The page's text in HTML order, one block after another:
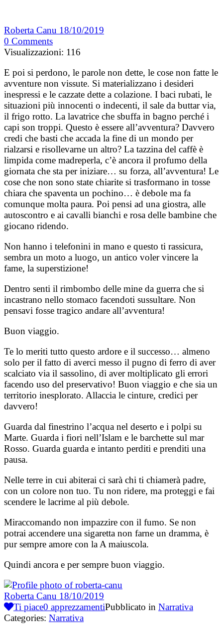
Roberta Canu 18/10/2019
0 Comments
Visualizzazioni: 116
E poi si perdono, le parole non dette, le cose non fatte le
avventure non vissute. Si materializzano i desideri
inespressi e le cazzate dette a colazione. I baci rubati, le
situazioni più innocenti o indecenti, il sale da buttar via,
il frigo rotto. La lavatrice che sbuffa in bagno perché i
capi son troppi. Questo è essere all’avventura? Davvero
credi che basti che accada la fine di un mondo per
rialzarsi e risollevarne un altro? La tazzina del caffè è
limpida come madreperla, c’è ancora il profumo della
giornata che sta per iniziare… su forza, all’avventura! Le
cose che non sono state chiarite si trasformano in tosse
chiara che spaventa un pochino… è debole ma fa
comunque molta paura. Poi pensi ad una giostra, alle
autoscontro e ai cavalli bianchi e rosa delle bambine che
giocano ridendo.
Non hanno i telefonini in mano e questo ti rassicura,
sembra un moto a luogo, un antico voler vincere la
fame, la superstizione!
Dentro senti il rimbombo delle mine da guerra che si
incastrano nello stomaco facendoti sussultare. Non
pensavi fosse tragico andare all’avventura!
Buon viaggio.
Te lo meriti tutto questo ardore e il successo… almeno
solo per il fatto di averci messo il pugno di ferro di aver
scalciato via il sassolino, di aver moltiplicato gli errori
facendo uso del preservativo! Buon viaggio e che sia un
territorio inesplorato. Allaccia le cinture, credici per
davvero!
Guarda dal finestrino l’acqua nel deserto e i polpi su
Marte. Guarda i fiori nell’Islam e le barchette sul mar
Rosso. Guarda guarda e intanto perditi e prenditi una
pausa.
Nelle terre in cui abiterai ci sarà chi ti chiamerà padre,
con un colore non tuo. Tu non ridere, ma proteggi e fai
scendere le lacrime al più debole.
Miraccomando non impazzire con il fumo. Se non
potrai accendere una sigaretta non farne un dramma, è
pur sempre amore con la A maiuscola.
Quindi ancora e per sempre buon viaggio.
Roberta Canu 18/10/2019
Ti piace0 apprezzamentiPubblicato in Narrativa
Categories: Narrativa